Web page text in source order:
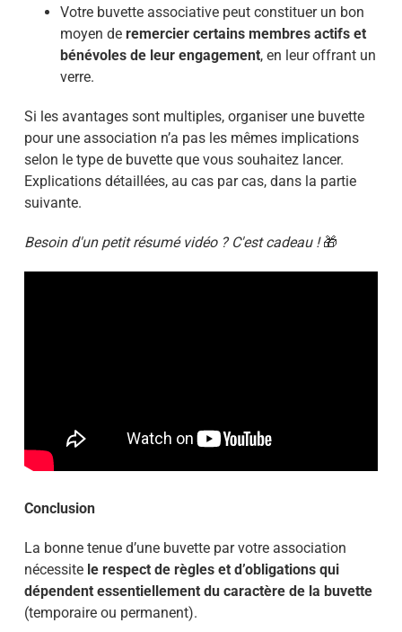
Votre buvette associative peut constituer un bon
moyen de remercier certains membres actifs et
bénévoles de leur engagement, en leur offrant un
verre.
Si les avantages sont multiples, organiser une buvette
pour une association n’a pas les mêmes implications
selon le type de buvette que vous souhaitez lancer.
Explications détaillées, au cas par cas, dans la partie
suivante.
Besoin d'un petit résumé vidéo ? C'est cadeau !🎁
Conclusion
La bonne tenue d’une buvette par votre association
nécessite le respect de règles et d’obligations qui
dépendent essentiellement du caractère de la buvette
(temporaire ou permanent).